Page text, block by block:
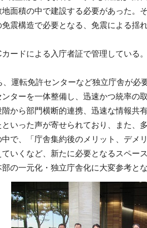
積の中で建設する必要があった。
震構造で必要となる、免震による
ドによる入庁者証で管理している
転免許センターなど独立庁舎が必
ターを一体整備し、迅速かつ統率の
ら部門横断的連携、迅速な情報共
いった声が寄せられており、また
、「庁舎集約後のメリット、デメ
いくなど、新たに必要となるスペー
一元化・独立庁舎化に大変参考とな